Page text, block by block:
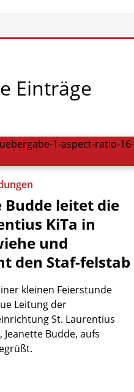
Einträge
Budde leitet die
KiTa in
und
den Staf-felstab
kleinen Feierstunde
Leitung der
St. Laurentius
Jeanette Budde, aufs